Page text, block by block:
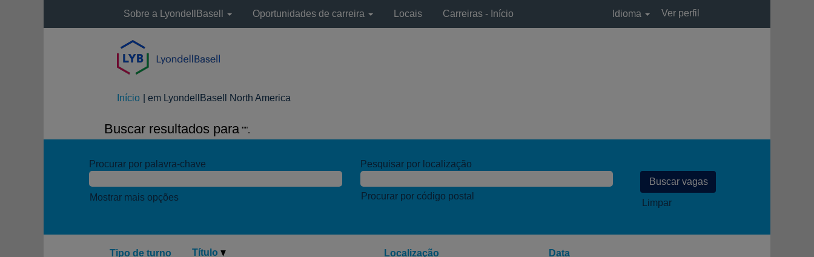
Sobre a LyondellBasell Oportunidades de carreira Locais Carreiras - Início Idioma Ver perfil
Início em LyondellBasell North America
Buscar resultados para "".
Procurar por palavra-chave Pesquisar por localização
Procurar por código postal
Mostrar mais opções
Limpar
Tipo de turno Título Localização Data